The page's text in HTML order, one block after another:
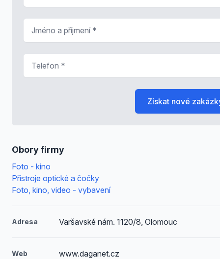
Obory firmy
Foto - kino
Přístroje optické a čočky
Foto, kino, video - vybavení
Adresa Varšavské nám. 1120/8, Olomouc
Web www.daganet.cz
Získat nové